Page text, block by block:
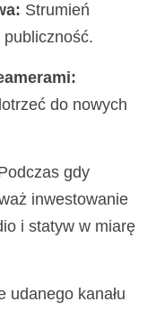
Strumień
do nowych
gdy
inwestowanie
i statyw w miarę
udanego kanału